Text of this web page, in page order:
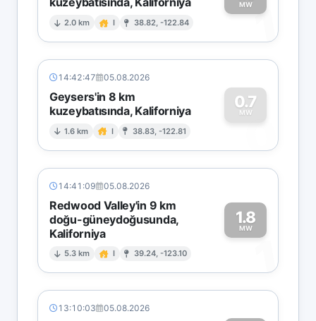
2.0 km I 38.82, -122.84
MW1
14:42:47 05.08.2026
Geysers'in 8 km
kuzeybatısında, Kaliforniya
1.6 km I 38.83, -122.81
0.7
MW
0
14:41:09 05.08.2026
Redwood Valley'in 9 km
doğu-güneydoğusunda,
Kaliforniya
5.3 km I 39.24, -123.10
1.8
MW
1
13:10:03 05.08.2026